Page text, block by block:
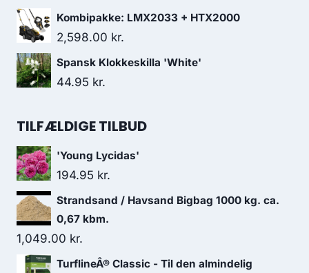
Kombipakke: LMX2033 + HTX2000
2,598.00 kr.
Spansk Klokkeskilla 'White'
44.95 kr.
TILFÆLDIGE TILBUD
'Young Lycidas'
194.95 kr.
Strandsand / Havsand Bigbag 1000 kg. ca.
0,67 kbm.
1,049.00 kr.
TurflineÂ® Classic - Til den almindelig